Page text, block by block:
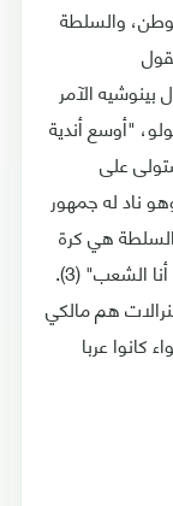
والسلطة
بينوشيه الآمر
"أوسع أندية
على
ناد له جمهور
هي كرة
القدم، والديكتاتوريات العسكرية كانت تقول: أنا الشعب" (3).
هم مالكي
كانوا عربا